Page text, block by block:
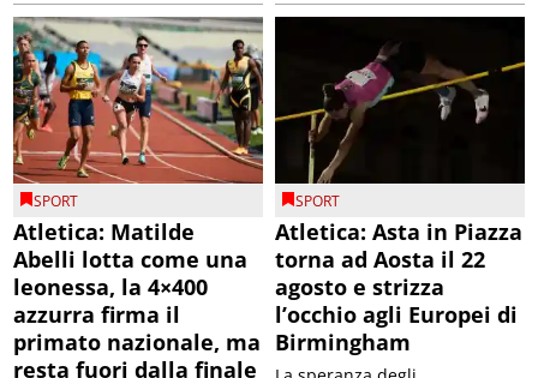
SPORT
Atletica: Matilde
Abelli lotta come una
leonessa, la 4×400
azzurra firma il
primato nazionale, ma
resta fuori dalla finale
SPORT
Atletica: Asta in Piazza
torna ad Aosta il 22
agosto e strizza
l’occhio agli Europei di
Birmingham